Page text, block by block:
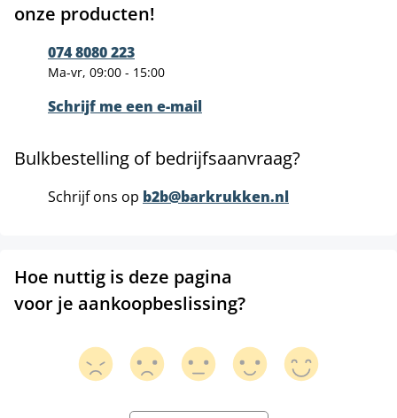
onze producten!
074 8080 223
Ma-vr, 09:00 - 15:00
Schrijf me een e-mail
Bulkbestelling of bedrijfsaanvraag?
Schrijf ons op b2b@barkrukken.nl
Hoe nuttig is deze pagina
voor je aankoopbeslissing?